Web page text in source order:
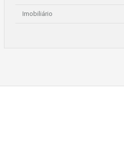
Imobiliário